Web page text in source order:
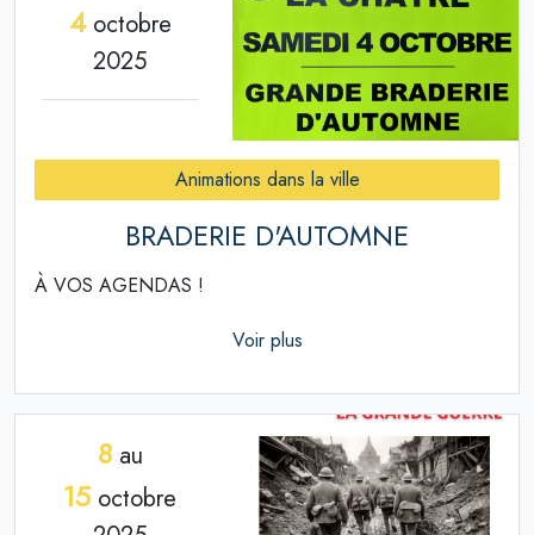
4octobre
2025
Animations dans la ville
BRADERIE D'AUTOMNE
À VOS AGENDAS !
Voir plus
8au
15 octobre